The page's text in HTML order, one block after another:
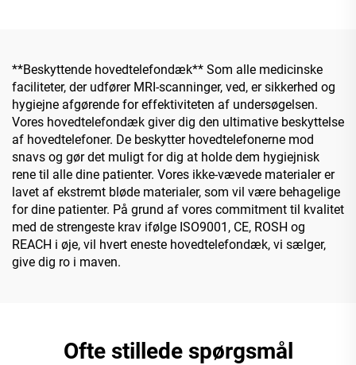
**Beskyttende hovedtelefondæk** Som alle medicinske
faciliteter, der udfører MRI-scanninger, ved, er sikkerhed og
hygiejne afgørende for effektiviteten af undersøgelsen.
Vores hovedtelefondæk giver dig den ultimative beskyttelse
af hovedtelefoner. De beskytter hovedtelefonerne mod
snavs og gør det muligt for dig at holde dem hygiejnisk
rene til alle dine patienter. Vores ikke-vævede materialer er
lavet af ekstremt bløde materialer, som vil være behagelige
for dine patienter. På grund af vores commitment til kvalitet
med de strengeste krav ifølge ISO9001, CE, ROSH og
REACH i øje, vil hvert eneste hovedtelefondæk, vi sælger,
give dig ro i maven.
Ofte stillede spørgsmål